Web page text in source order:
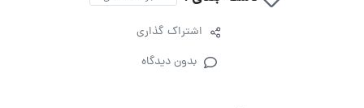
اشتراک گذاری
بدون دیدگاه